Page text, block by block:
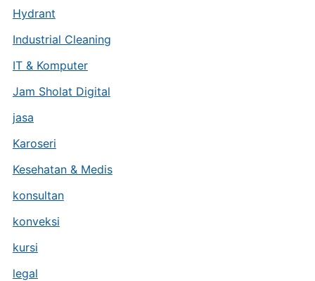
Hydrant
Industrial Cleaning
IT & Komputer
Jam Sholat Digital
jasa
Karoseri
Kesehatan & Medis
konsultan
konveksi
kursi
legal